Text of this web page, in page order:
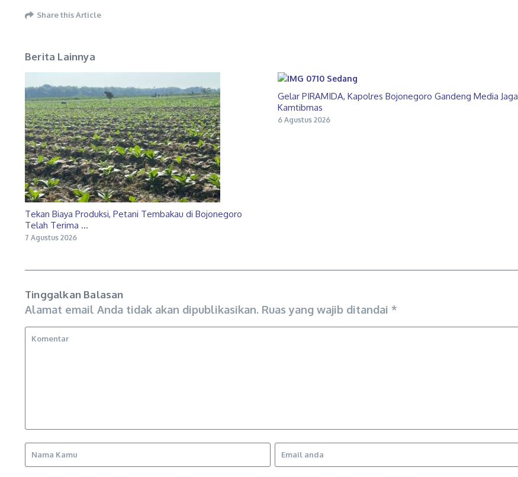
Share this Article
Berita Lainnya
Tekan Biaya Produksi, Petani Tembakau di Bojonegoro
Telah Terima ...
7 Agustus 2026
Gelar PIRAMIDA, Kapolres Bojonegoro Gandeng Media Jaga
Kamtibmas
6 Agustus 2026
Tinggalkan Balasan
Alamat email Anda tidak akan dipublikasikan. Ruas yang wajib ditandai *